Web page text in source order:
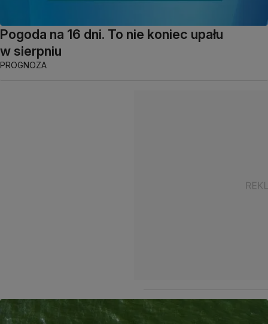
Pogoda na 16 dni. To nie koniec upału
w sierpniu
PROGNOZA